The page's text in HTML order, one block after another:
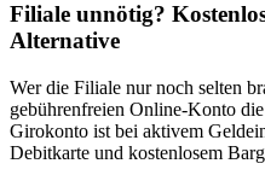
Filiale unnötig?
Alternative
Wer die Filiale nur noch selten
gebührenfreien Online-Konto
Girokonto ist bei aktivem
Debitkarte und kostenlosem